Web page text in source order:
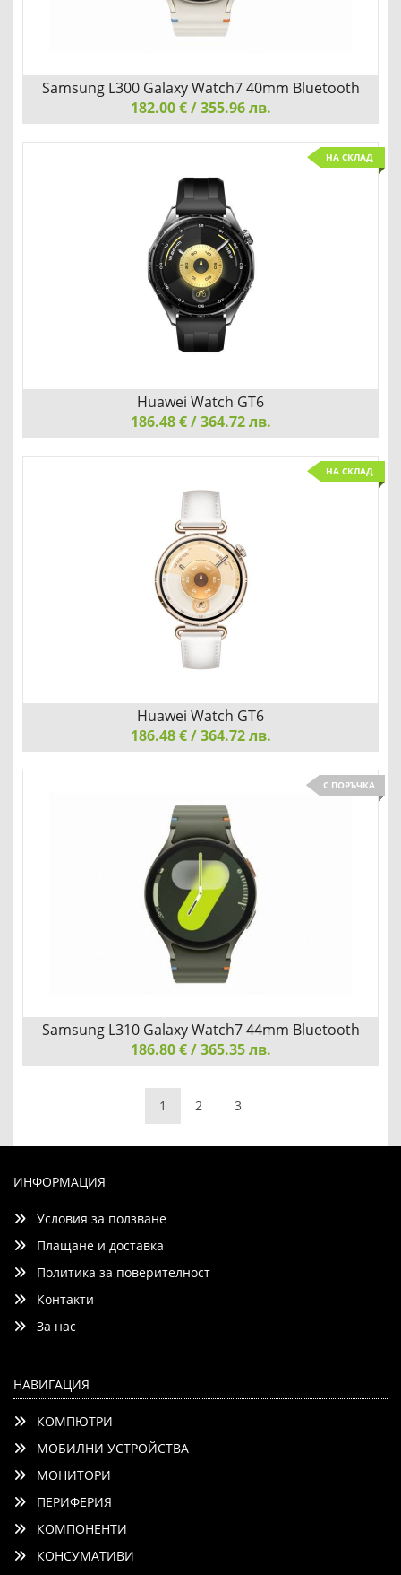
Samsung L300 Galaxy Watch7 40mm Bluetooth Creem
ПРИЧВЛИЧА ПОГЛЕДИТЕ СЪС СВОЯ ФЛУИДЕН ДИЗАЙН
Samsung L300 Galaxy Watch7 40mm Bluetooth
Creem
182.00 € / 355.96 лв.
НА СКЛАД
АБСОЛЮТЕН МАГНИТ ЗА ВНИМАНИЕ
Huawei Watch GT6
186.48 € / 364.72 лв.
НА СКЛАД
АБСОЛЮТЕН МАГНИТ ЗА ВНИМАНИЕ
Huawei Watch GT6
186.48 € / 364.72 лв.
С ПОРЪЧКА
Samsung L310 Galaxy Watch7 44mm Bluetooth Green
Детайли
Samsung L310 Galaxy Watch7 44mm Bluetooth
Green
186.80 € / 365.35 лв.
1 2 3
ИНФОРМАЦИЯ
Условия за ползване
Плащане и доставка
Политика за поверителност
Контакти
За нас
НАВИГАЦИЯ
КОМПЮТРИ
МОБИЛНИ УСТРОЙСТВА
МОНИТОРИ
ПЕРИФЕРИЯ
КОМПОНЕНТИ
КОНСУМАТИВИ